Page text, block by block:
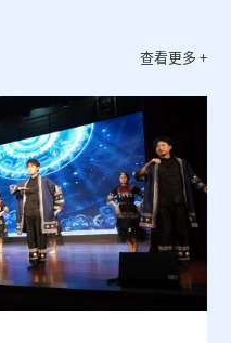
查看更多 +